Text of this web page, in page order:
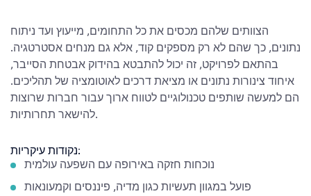
הצוותים שלהם מכסים את כל התחומים, מייעוץ ועד ניתוח
נתונים, כך שהם לא רק מספקים קוד, אלא גם מנחים אסטרטגיה.
בהתאם לפרויקט, זה יכול להתבטא בהידוק אבטחת הסייבר,
איחוד צינורות נתונים או מציאת דרכים לאוטומציה של תהליכים.
הם למעשה שותפים טכנולוגיים לטווח ארוך עבור חברות שרוצות
להישאר תחרותיות.
נקודות עיקריות:
נוכחות חזקה באירופה עם השפעה עולמית
פועל במגוון תעשיות כגון מדיה, פיננסים וקמעונאות